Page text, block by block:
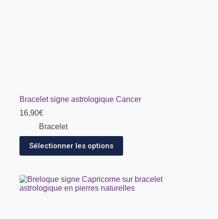
Bracelet signe astrologique Cancer
16,90€
Bracelet
Sélectionner les options